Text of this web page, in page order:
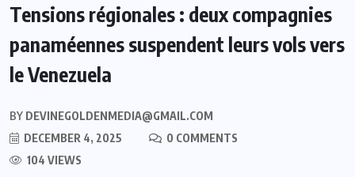
Tensions régionales : deux compagnies
panaméennes suspendent leurs vols vers
le Venezuela
BY DEVINEGOLDENMEDIA@GMAIL.COM
DECEMBER 4, 2025
0 COMMENTS
104 VIEWS